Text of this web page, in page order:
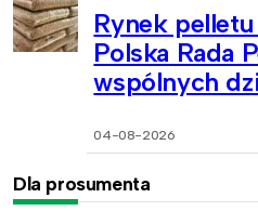
Rynek
Polska Rada
wspólnych
04-08-2026
Dla prosumenta